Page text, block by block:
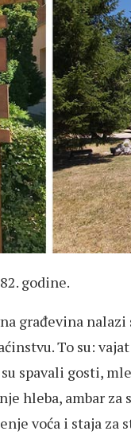
godine.
građevina
To su:
spavali gosti,
hleba, ambar
voća i staja za